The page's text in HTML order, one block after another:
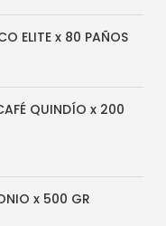
ELITE x 80 PAÑOS
QUINDÍO x 200
x 500 GR